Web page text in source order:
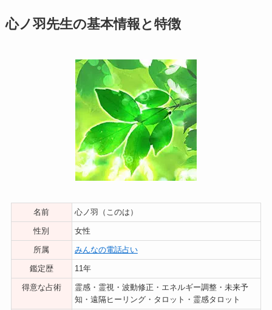
心ノ羽先生の基本情報と特徴
名前 心ノ羽（このは）
性別 女性
所属 みんなの電話占い
鑑定歴 11年
得意な占術
霊感・霊視・波動修正・エネルギー調整・未来予
知・遠隔ヒーリング・タロット・霊感タロット